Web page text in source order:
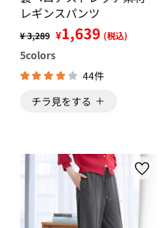
レギンスパンツ
¥ 3,289 ¥1,639 (税込)
5colors
44件
チラ見をする